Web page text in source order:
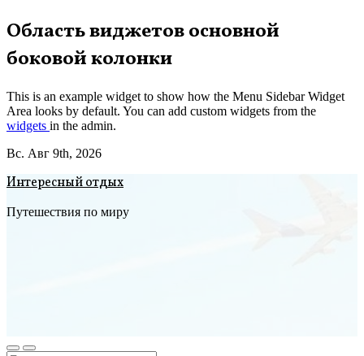
Перейти
к
содержимому
Область виджетов основной
боковой колонки
This is an example widget to show how the Menu Sidebar Widget
Area looks by default. You can add custom widgets from the
widgets in the admin.
Вс. Авг 9th, 2026
Интересный отдых
Путешествия по миру